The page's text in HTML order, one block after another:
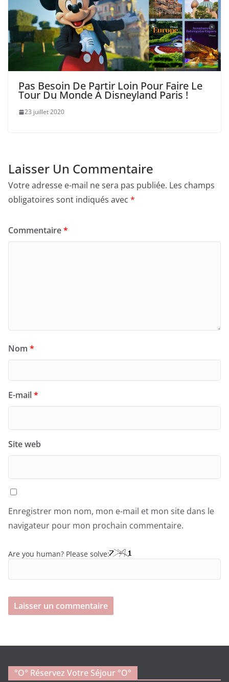
Pas Besoin De Partir Loin Pour Faire Le
Tour Du Monde À Disneyland Paris !
23 juillet 2020
Laisser Un Commentaire
Votre adresse e-mail ne sera pas publiée. Les champs
obligatoires sont indiqués avec *
Commentaire*
Nom *
E-mail*
Site web
Enregistrer mon nom, mon e-mail et mon site dans le
navigateur pour mon prochain commentaire.
Are you human? Please solve:
°o° Réservez Votre Séjour °O°